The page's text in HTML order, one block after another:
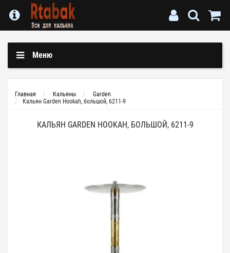
Меню
Главная Кальяны
Garden
Кальян Garden Hookah, большой, 6211-9
КАЛЬЯН GARDEN HOOKAH, БОЛЬШОЙ, 6211-9